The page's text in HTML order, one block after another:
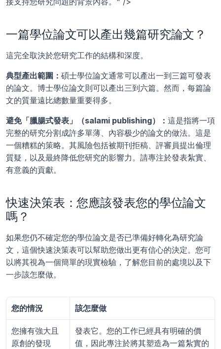
一篇學位論文可以產出幾篇研究論文？
這完全取決於您研究工作的結構和深度。
典型產出範圍： 碩士學位論文通常可以產出一到三篇可發表
的論文。博士學位論文則可以產出三到六篇。然而，每篇論
文的質量遠比總數量重要得多。
避免「臘腸式發表」（salami publishing）： 這是指將一項
完整的研究分割成許多單薄、內容极少的論文的做法。這是
一個糟糕的策略。其風險包括被期刊拒稿、評審員提出倫理
質疑，以及最終降低您研究的影響力。請專注於發表紮實、
有意義的貢獻。
快速決策表：您應該發表您的學位論文
嗎？
如果您仍不確定您的學位論文是否已準備好轉化為研究論
文，這個快速決策表可以幫助您做出更有信心的決定。您可
以將其視為一個簡單的現實檢驗，了解您目前的處境以及下
一步該怎麼做。
您的情況 該怎麼做
您擁有強大且
原創的發現
發表它。您的工作已經具有明確的價
值，因此專注於將其塑造為一篇紮實的